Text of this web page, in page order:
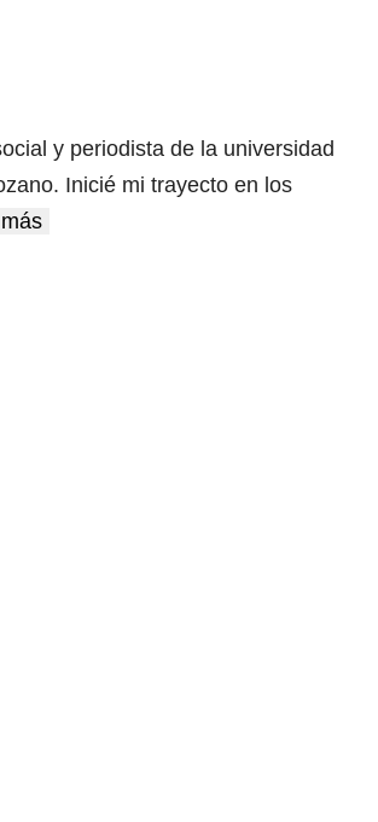
y periodista de la universidad
Inicié mi trayecto en los